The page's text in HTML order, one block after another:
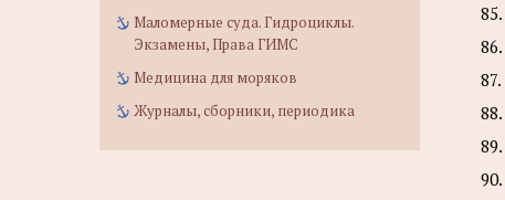
Маломерные суда. Гидроциклы.
Экзамены, Права ГИМС
Медицина для моряков
Журналы, сборники, периодика
85.
86.
87.
88.
89.
90.